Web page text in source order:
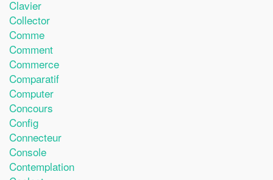
Clavier
Collector
Comme
Comment
Commerce
Comparatif
Computer
Concours
Config
Connecteur
Console
Contemplation